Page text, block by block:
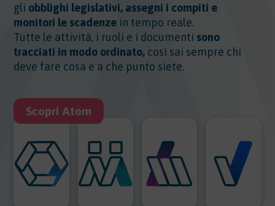
gli obblighi legislativi, assegni i compiti e
monitori le scadenze in tempo reale.
Tutte le attività, i ruoli e i documenti sono
tracciati in modo ordinato, così sai sempre chi
deve fare cosa e a che punto siete.
Scopri Atom